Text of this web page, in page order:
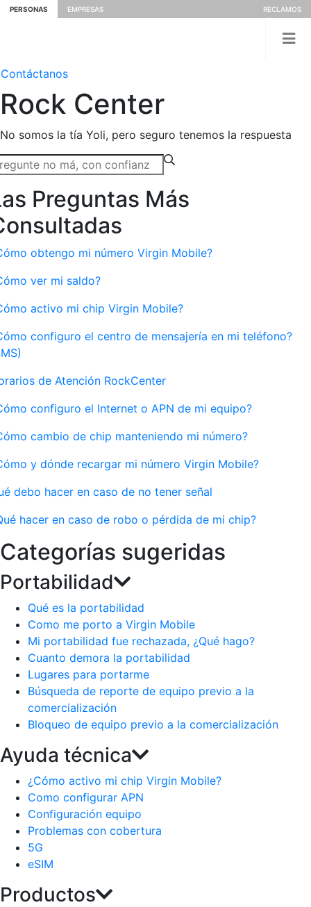
PERSONAS EMPRESAS RECLAMOS
Contáctanos
Rock Center
No somos la tía Yoli, pero seguro tenemos la respuesta
Preguntas Más
obtengo mi número Virgin Mobile?
ver mi saldo?
activo mi chip Virgin Mobile?
configuro el centro de mensajería en mi teléfono?
de Atención RockCenter
configuro el Internet o APN de mi equipo?
cambio de chip manteniendo mi número?
y dónde recargar mi número Virgin Mobile?
debo hacer en caso de no tener señal
hacer en caso de robo o pérdida de mi chip?
Categorías sugeridas
Portabilidad
Qué es la portabilidad
Como me porto a Virgin Mobile
Mi portabilidad fue rechazada, ¿Qué hago?
Cuanto demora la portabilidad
Lugares para portarme
Búsqueda de reporte de equipo previo a la
comercialización
Bloqueo de equipo previo a la comercialización
Ayuda técnica
¿Cómo activo mi chip Virgin Mobile?
Como configurar APN
Configuración equipo
Problemas con cobertura
5G
eSIM
Productos